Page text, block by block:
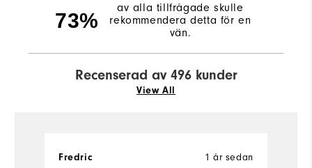
73%
av alla tillfrågade skulle
rekommendera detta för en
vän.
Recenserad av 496 kunder
View All
1 år sedan
Fredric